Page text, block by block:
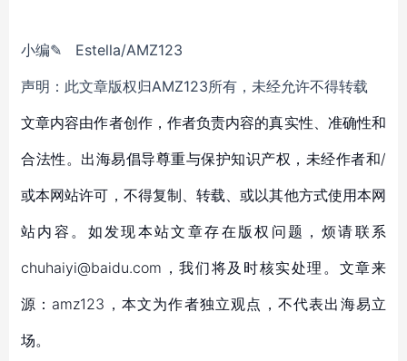
小编✎ Estella/AMZ123
声明：此文章版权归AMZ123所有，未经允许不得转载
文章内容由作者创作，作者负责内容的真实性、准确性和
合法性。出海易倡导尊重与保护知识产权，未经作者和/
或本网站许可，不得复制、转载、或以其他方式使用本网
站内容。如发现本站文章存在版权问题，烦请联系
chuhaiyi@baidu.com，我们将及时核实处理。文章来
源：amz123，本文为作者独立观点，不代表出海易立
场。